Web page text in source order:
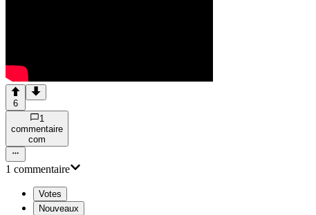
6
1
commentaire
com
1 commentaire
Votes
Nouveaux